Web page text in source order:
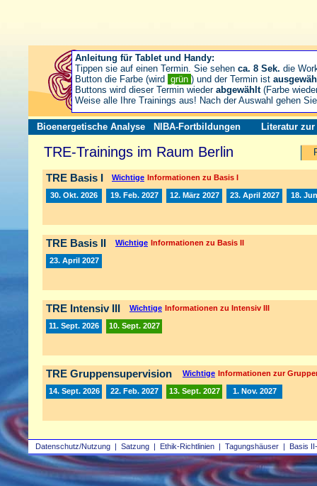
Datenschutz/Nutzung | Satzung | Ethik-Richtlinien | Tagungshäuser | Basis
Bioenergetische Analyse NIBA-Fortbildungen Literatur zur
TRE-Trainings im Raum Berlin
TRE Basis I Wichtige Informationen zu Basis I
30. Okt. 2026 19. Feb. 2027 12. März 2027 23. April 2027 18.
TRE Basis II Wichtige Informationen zu Basis II
23. April 2027
TRE Intensiv III Wichtige Informationen zu Intensiv III
11. Sept. 2026 10. Sept. 2027
TRE Gruppensupervision Wichtige Informationen zur
14. Sept. 2026 22. Feb. 2027 13. Sept. 2027 1. Nov. 2027
Anleitung für Tablet und Handy:
Tippen sie auf einen Termin. Sie sehen ca. 8 Sek. die
Button die Farbe (wird grün ) und der Termin ist
Buttons wird dieser Termin wieder abgewählt(Farbe
Weise alle Ihre Trainings aus! Nach der Auswahl gehen